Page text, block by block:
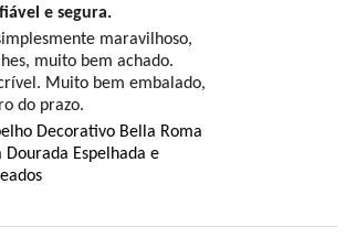
e segura.
maravilhoso,
muito bem achado.
Muito bem embalado,
do prazo.
Decorativo Bella Roma
Espelhada e